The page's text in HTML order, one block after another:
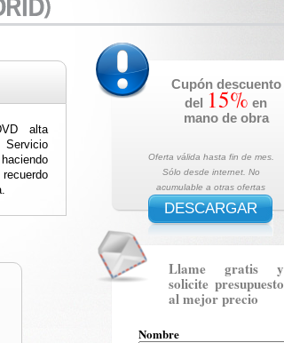
alta
Servicio
Cupón descuento
del 15% en
mano de obra
Oferta válida hasta fin de mes.
Sólo desde internet. No
acumulable a otras ofertas
DESCARGAR
Llame gratis y
solicite presupuesto
al mejor precio
Nombre